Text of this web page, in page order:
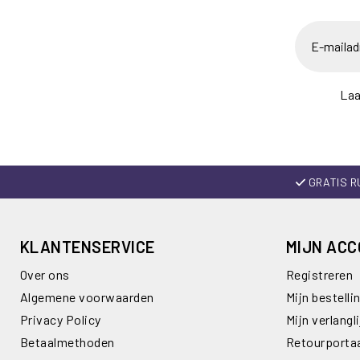
GRATIS
KLANTENSERVICE
Over ons
Algemene voorwaarden
Privacy Policy
Betaalmethoden
MIJN
Registreren
Mijn
Mijn